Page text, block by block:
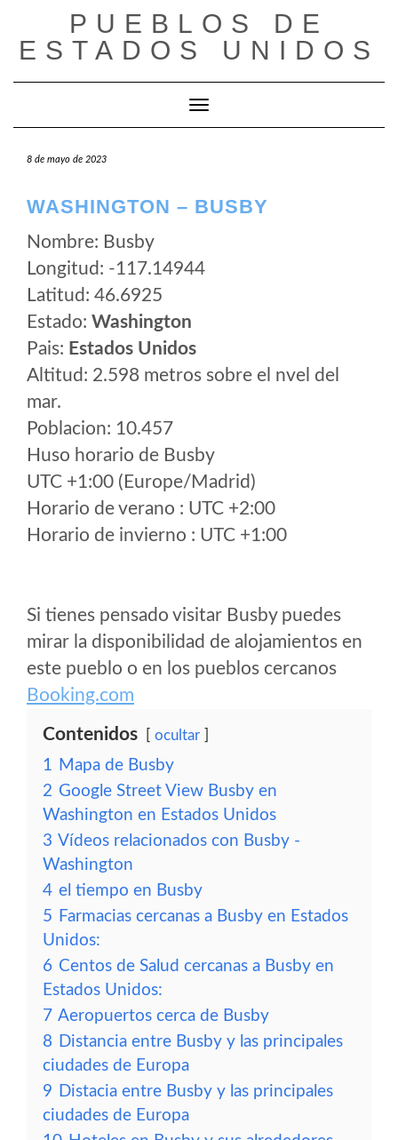
contenido
PUEBLOS DE
ESTADOS UNIDOS
Cambiar modo de navegación
8 de mayo de 2023
WASHINGTON – BUSBY
Nombre: Busby
Longitud: -117.14944
Latitud: 46.6925
Estado: Washington
Pais: Estados Unidos
Altitud: 2.598 metros sobre el nvel del
mar.
Poblacion: 10.457
Huso horario de Busby
UTC +1:00 (Europe/Madrid)
Horario de verano : UTC +2:00
Horario de invierno : UTC +1:00
Si tienes pensado visitar Busby puedes
mirar la disponibilidad de alojamientos en
este pueblo o en los pueblos cercanos
Booking.com
Contenidos ocultar
1 Mapa de Busby
2 Google Street View Busby en
Washington en Estados Unidos
3 Vídeos relacionados con Busby -
Washington
4 el tiempo en Busby
5 Farmacias cercanas a Busby en Estados
Unidos:
6 Centos de Salud cercanas a Busby en
Estados Unidos:
7 Aeropuertos cerca de Busby
8 Distancia entre Busby y las principales
ciudades de Europa
9 Distacia entre Busby y las principales
ciudades de Europa